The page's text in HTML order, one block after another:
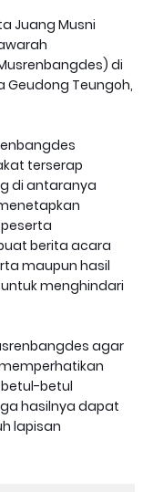
Juang Musni
di
Geudong Teungoh,
terserap
di antaranya
berita acara
maupun hasil
menghindari
agar
betul
hasilnya dapat
lapisan